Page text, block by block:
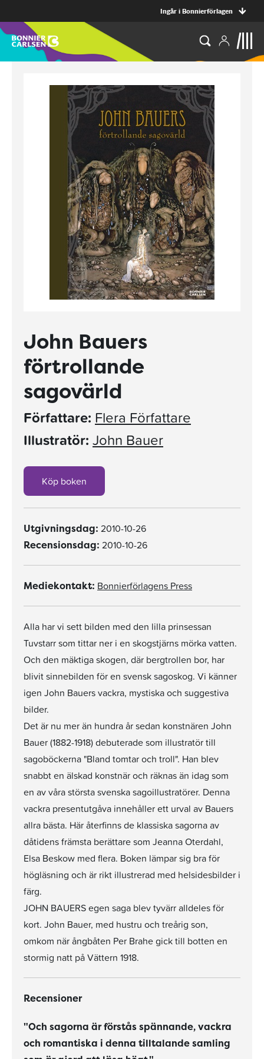
Ingår i Bonnierförlagen
John Bauers
förtrollande
sagovärld
Författare: Flera Författare
Illustratör: John Bauer
Köp boken
Utgivningsdag: 2010-10-26
Recensionsdag: 2010-10-26
Mediekontakt: Bonnierförlagens Press
Alla har vi sett bilden med den lilla prinsessan
Tuvstarr som tittar ner i en skogstjärns mörka vatten.
Och den mäktiga skogen, där bergtrollen bor, har
blivit sinnebilden för en svensk sagoskog. Vi känner
igen John Bauers vackra, mystiska och suggestiva
bilder.
Det är nu mer än hundra år sedan konstnären John
Bauer (1882-1918) debuterade som illustratör till
sagoböckerna "Bland tomtar och troll". Han blev
snabbt en älskad konstnär och räknas än idag som
en av våra största svenska sagoillustratörer. Denna
vackra presentutgåva innehåller ett urval av Bauers
allra bästa. Här återfinns de klassiska sagorna av
dåtidens främsta berättare som Jeanna Oterdahl,
Elsa Beskow med flera. Boken lämpar sig bra för
högläsning och är rikt illustrerad med helsidesbilder i
färg.
JOHN BAUERS egen saga blev tyvärr alldeles för
kort. John Bauer, med hustru och treårig son,
omkom när ångbåten Per Brahe gick till botten en
stormig natt på Vättern 1918.
Recensioner
"Och sagorna är förstås spännande, vackra
och romantiska i denna tilltalande samling